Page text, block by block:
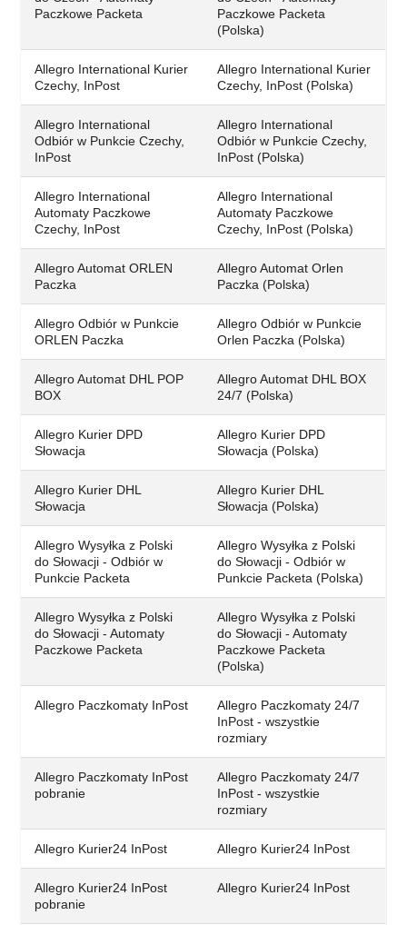
Paczkowe Packeta
Paczkowe Packeta
(Polska)
Allegro International Kurier
Czechy, InPost
Allegro International Kurier
Czechy, InPost (Polska)
Allegro International
Odbiór w Punkcie Czechy,
InPost
Allegro International
Odbiór w Punkcie Czechy,
InPost (Polska)
Allegro International
Automaty Paczkowe
Czechy, InPost
Allegro International
Automaty Paczkowe
Czechy, InPost (Polska)
Allegro Automat ORLEN
Paczka
Allegro Automat Orlen
Paczka (Polska)
Allegro Odbiór w Punkcie
ORLEN Paczka
Allegro Odbiór w Punkcie
Orlen Paczka (Polska)
Allegro Automat DHL POP
BOX
Allegro Automat DHL BOX
24/7 (Polska)
Allegro Kurier DPD
Słowacja
Allegro Kurier DPD
Słowacja (Polska)
Allegro Kurier DHL
Słowacja
Allegro Kurier DHL
Słowacja (Polska)
Allegro Wysyłka z Polski
do Słowacji - Odbiór w
Punkcie Packeta
Allegro Wysyłka z Polski
do Słowacji - Odbiór w
Punkcie Packeta (Polska)
Allegro Wysyłka z Polski
do Słowacji - Automaty
Paczkowe Packeta
Allegro Wysyłka z Polski
do Słowacji - Automaty
Paczkowe Packeta
(Polska)
Allegro Paczkomaty InPost
Allegro Paczkomaty 24/7
InPost - wszystkie
rozmiary
Allegro Paczkomaty InPost
pobranie
Allegro Paczkomaty 24/7
InPost - wszystkie
rozmiary
Allegro Kurier24 InPost Allegro Kurier24 InPost
Allegro Kurier24 InPost
pobranie
Allegro Kurier24 InPost